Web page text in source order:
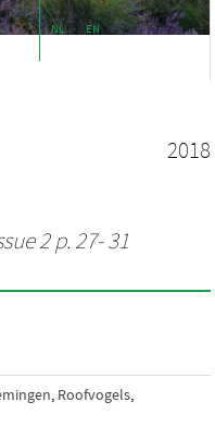
NL EN
2018
2 p. 27- 31
, Roofvogels,